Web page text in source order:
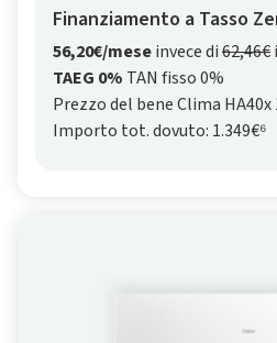
Finanziamento a Tasso
56,20€/meseinvece di62,46€
TAEG 0% TAN fisso 0%
Prezzo del bene Clima HA40x
Importo tot. dovuto: 1.349€⁶